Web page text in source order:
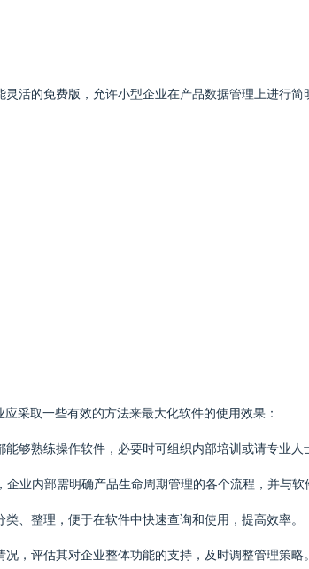
活的免费版，允许小型企业在产品数据管理上进行
采取一些有效的方法来最大化软件的使用效果：
够熟练操作软件，必要时可组织内部培训或请专业人
业内部需明确产品生命周期管理的各个流程，并与软
、整理，便于在软件中快速查询和使用，提高效率。
，评估其对企业整体功能的支持，及时调整管理策略。